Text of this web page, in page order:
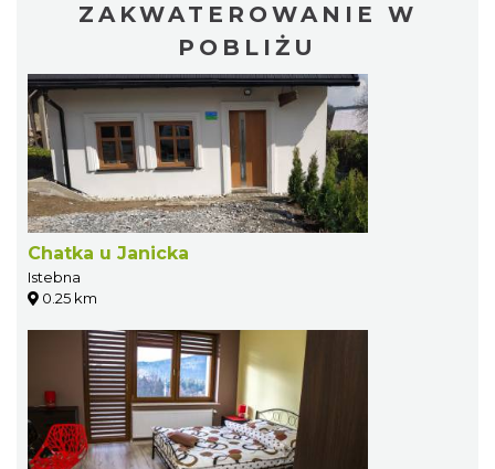
ZAKWATEROWANIE W
POBLIŻU
Chatka u Janicka
Istebna
0.25 km